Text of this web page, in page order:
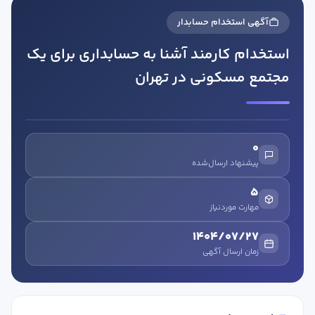
آگهی استخدام حسابدار
استخدام کارمند آشنا به حسابداری برای یک
مجتمع مسکونی در تهران
0
پیشنهاد ارسال‌شده
5
مهارت موردنیاز
1404/07/27
زمان ارسال آگهی
در صورتی که سابقه دارید ، چه مهارت هایی در حسابداری دارید؟
استخدام و شروع کار حسابداری